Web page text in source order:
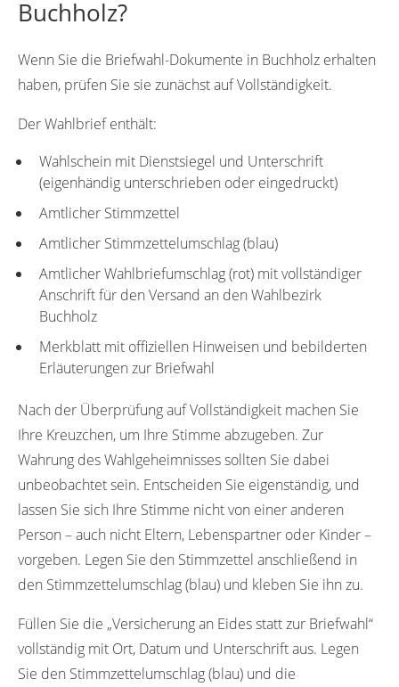
Buchholz?
Wenn Sie die Briefwahl-Dokumente in Buchholz erhalten
haben, prüfen Sie sie zunächst auf Vollständigkeit.
Der Wahlbrief enthält:
Wahlschein mit Dienstsiegel und Unterschrift
(eigenhändig unterschrieben oder eingedruckt)
Amtlicher Stimmzettel
Amtlicher Stimmzettelumschlag (blau)
Amtlicher Wahlbriefumschlag (rot) mit vollständiger
Anschrift für den Versand an den Wahlbezirk
Buchholz
Merkblatt mit offiziellen Hinweisen und bebilderten
Erläuterungen zur Briefwahl
Nach der Überprüfung auf Vollständigkeit machen Sie
Ihre Kreuzchen, um Ihre Stimme abzugeben. Zur
Wahrung des Wahlgeheimnisses sollten Sie dabei
unbeobachtet sein. Entscheiden Sie eigenständig, und
lassen Sie sich Ihre Stimme nicht von einer anderen
Person – auch nicht Eltern, Lebenspartner oder Kinder –
vorgeben. Legen Sie den Stimmzettel anschließend in
den Stimmzettelumschlag (blau) und kleben Sie ihn zu.
Füllen Sie die „Versicherung an Eides statt zur Briefwahl“
vollständig mit Ort, Datum und Unterschrift aus. Legen
Sie den Stimmzettelumschlag (blau) und die